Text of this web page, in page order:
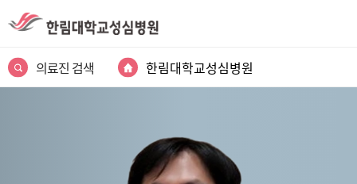
의료진 검색 한림대학교성심병원